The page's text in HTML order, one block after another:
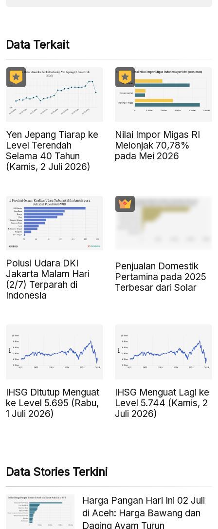
Data Terkait
Yen Jepang Tiarap ke
Level Terendah
Selama 40 Tahun
(Kamis, 2 Juli 2026)
Nilai Impor Migas RI
Melonjak 70,78%
pada Mei 2026
Polusi Udara DKI
Jakarta Malam Hari
(2/7) Terparah di
Indonesia
Penjualan Domestik
Pertamina pada 2025
Terbesar dari Solar
IHSG Ditutup Menguat
ke Level 5.695 (Rabu,
1 Juli 2026)
IHSG Menguat Lagi ke
Level 5.744 (Kamis, 2
Juli 2026)
Data Stories Terkini
Harga Pangan Hari Ini 02 Juli
di Aceh: Harga Bawang dan
Daging Ayam Turun